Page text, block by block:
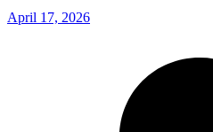
April 17, 2026